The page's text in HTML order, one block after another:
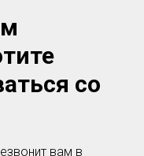
со
вам в